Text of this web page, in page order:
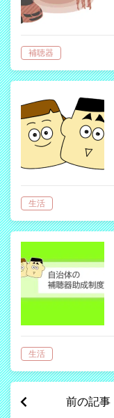
補聴器
生活
生活
前の記事